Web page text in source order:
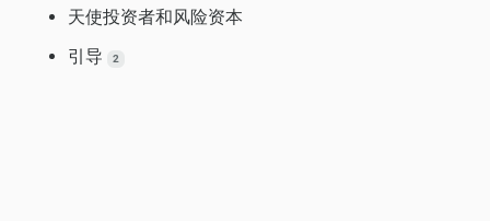
天使投资者和风险资本
引导
2